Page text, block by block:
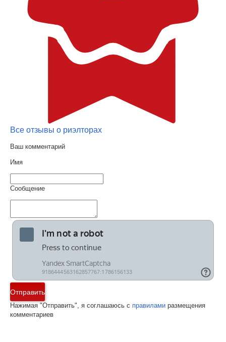
Все отзывы о риэлторах
Ваш комментарий
Имя
Сообщение
Отправить
Нажимая "Отправить", я соглашаюсь с правилами размещения
комментариев